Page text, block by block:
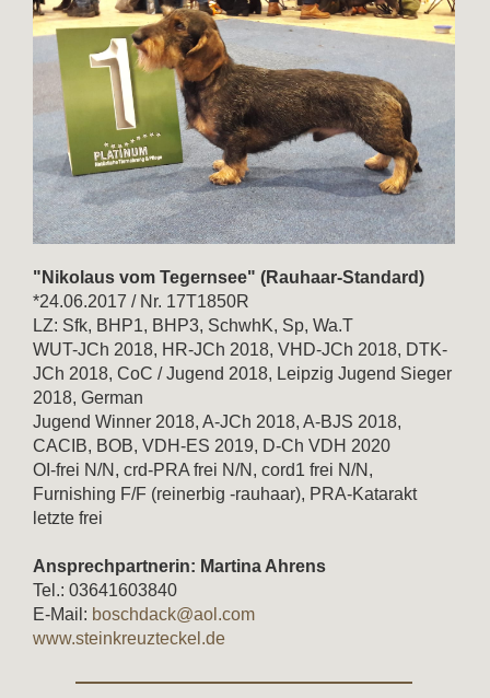
"Nikolaus vom Tegernsee" (Rauhaar-Standard)
*24.06.2017 / Nr. 17T1850R
LZ: Sfk, BHP1, BHP3, SchwhK, Sp, Wa.T
WUT-JCh 2018, HR-JCh 2018, VHD-JCh 2018, DTK-
JCh 2018, CoC / Jugend 2018, Leipzig Jugend Sieger
2018, German
Jugend Winner 2018, A-JCh 2018, A-BJS 2018,
CACIB, BOB, VDH-ES 2019, D-Ch VDH 2020
OI-frei N/N, crd-PRA frei N/N, cord1 frei N/N,
Furnishing F/F (reinerbig -rauhaar), PRA-Katarakt
letzte frei
Ansprechpartnerin: Martina Ahrens
Tel.: 03641603840
E-Mail: boschdack@aol.com
www.steinkreuzteckel.de